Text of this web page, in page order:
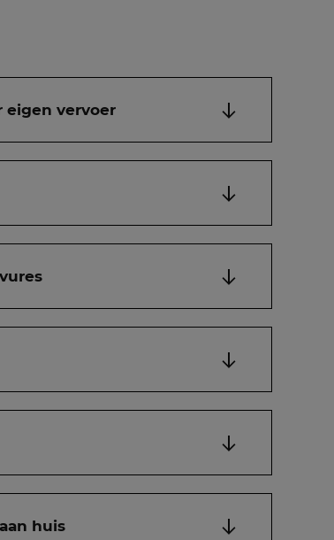
eigen vervoer
huis